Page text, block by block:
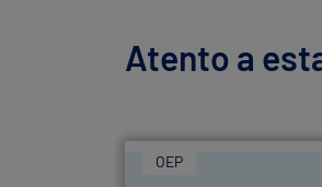
Atento a
OEP